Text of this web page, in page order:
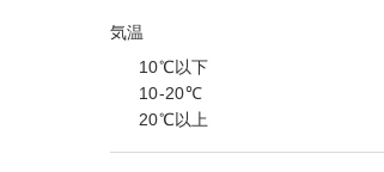
気温
10℃以下
10-20℃
20℃以上